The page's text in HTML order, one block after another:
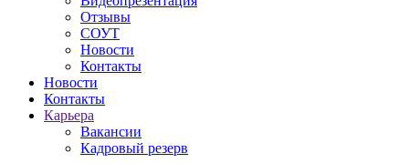
Отзывы
СОУТ
Новости
Контакты
Новости
Контакты
Карьера
Вакансии
Кадровый резерв